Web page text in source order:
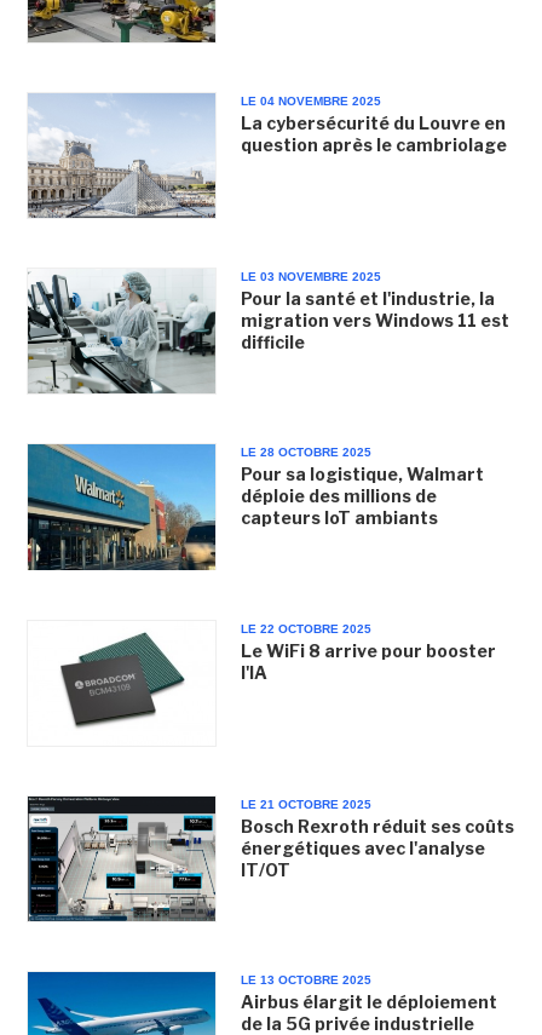
LE 04 NOVEMBRE 2025
La cybersécurité du Louvre en
question après le cambriolage
LE 03 NOVEMBRE 2025
Pour la santé et l'industrie, la
migration vers Windows 11 est
difficile
LE 28 OCTOBRE 2025
Pour sa logistique, Walmart
déploie des millions de
capteurs IoT ambiants
LE 22 OCTOBRE 2025
Le WiFi 8 arrive pour booster
l'IA
LE 21 OCTOBRE 2025
Bosch Rexroth réduit ses coûts
énergétiques avec l'analyse
IT/OT
LE 13 OCTOBRE 2025
Airbus élargit le déploiement
de la 5G privée industrielle